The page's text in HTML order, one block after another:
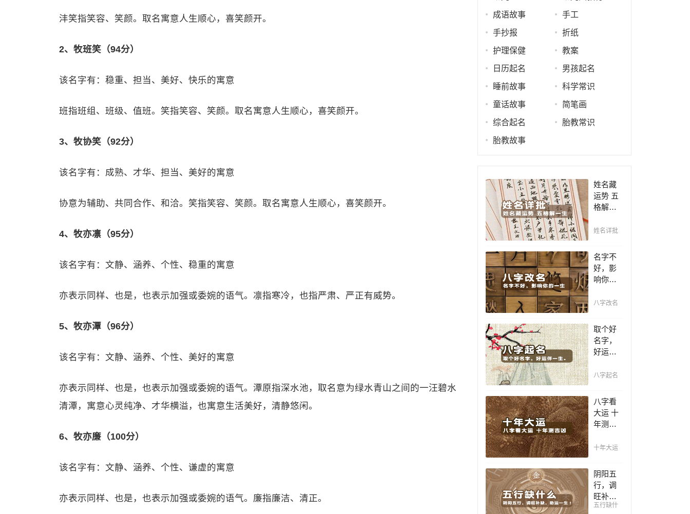
沣笑指笑容、笑颜。取名寓意人生顺心，喜笑颜开。
2、牧班笑（94分）
该名字有：稳重、担当、美好、快乐的寓意
班指班组、班级、值班。笑指笑容、笑颜。取名寓意人生顺心，喜笑颜开。
3、牧协笑（92分）
该名字有：成熟、才华、担当、美好的寓意
协意为辅助、共同合作、和洽。笑指笑容、笑颜。取名寓意人生顺心，喜笑颜开。
4、牧亦凛（95分）
该名字有：文静、涵养、个性、稳重的寓意
亦表示同样、也是，也表示加强或委婉的语气。凛指寒冷，也指严肃、严正有威势。
5、牧亦潭（96分）
该名字有：文静、涵养、个性、美好的寓意
亦表示同样、也是，也表示加强或委婉的语气。潭原指深水池，取名意为绿水青山之间的一汪碧水
清潭，寓意心灵纯净、才华横溢，也寓意生活美好，清静悠闲。
6、牧亦廉（100分）
该名字有：文静、涵养、个性、谦虚的寓意
亦表示同样、也是，也表示加强或委婉的语气。廉指廉洁、清正。
成语故事 手工
手抄报 折纸
护理保健 教案
日历起名 男孩起名
睡前故事 科学常识
童话故事 简笔画
综合起名 胎教常识
胎教故事
姓名藏
运势 五
格解一
名判断
吉凶，
你的名
字真的
适合你
姓名详批
名字不
好，影
响你的
一个好
金，好
名字让
你增加
自信、
顺！
八字改名
取个好
名字，
好运伴
赐子千
如教子
一艺；
教子一
艺，不
好名！
八字起名
八字看
大运 十
年测吉
年一运
凶，未
来命运
全知
晓。
十年大运
阴阳五
行，调
旺补
缺，助
五行缺什